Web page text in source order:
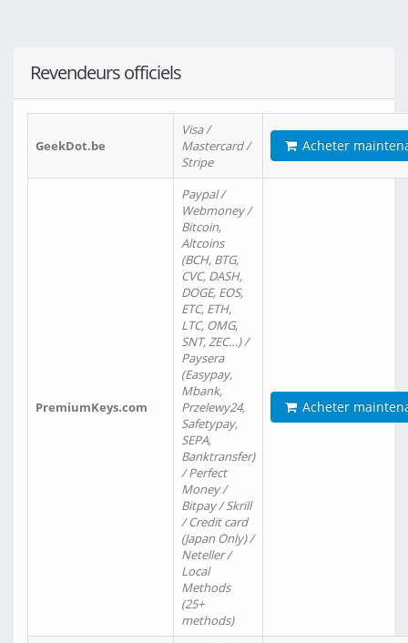
Revendeurs officiels
GeekDot.be
Visa /
Mastercard /
Stripe
Acheter
PremiumKeys.com
Paypal /
Webmoney /
Bitcoin,
Altcoins
(BCH, BTG,
CVC, DASH,
DOGE, EOS,
ETC, ETH,
LTC, OMG,
SNT, ZEC…) /
Paysera
(Easypay,
Mbank,
Przelewy24,
Safetypay,
SEPA,
Banktransfer)
/ Perfect
Money /
Bitpay / Skrill
/ Credit card
(Japan Only) /
Neteller /
Local
Methods
(25+
methods)
Acheter